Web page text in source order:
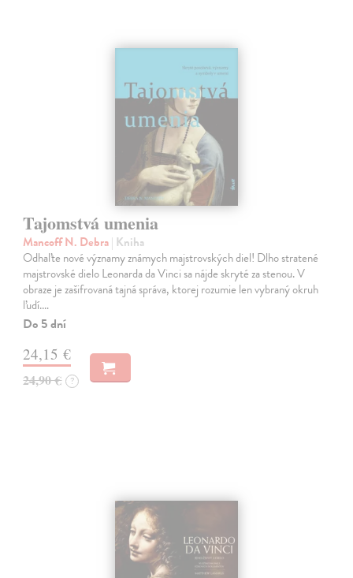
Tajomstvá umenia
Mancoff N. Debra| Kniha
Odhaľte nové významy známych majstrovských diel! Dlho stratené
majstrovské dielo Leonarda da Vinci sa nájde skryté za stenou. V
obraze je zašifrovaná tajná správa, ktorej rozumie len vybraný okruh
ľudí.…
Do 5 dní
24,15 €
24,90 € ?